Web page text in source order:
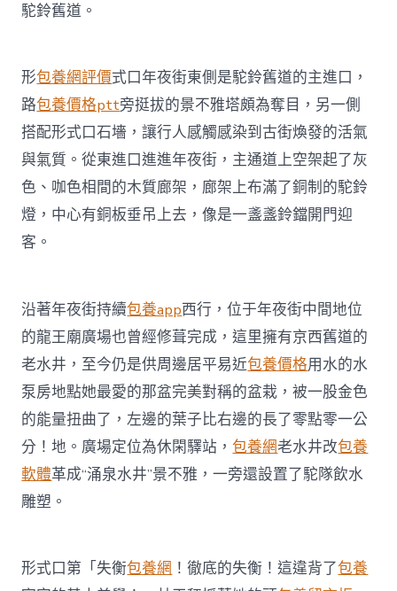
駝鈴舊道。
形包養網評價式口年夜街東側是駝鈴舊道的主進口，
路包養價格ptt旁挺拔的景不雅塔頗為奪目，另一側
搭配形式口石墻，讓行人感觸感染到古街煥發的活氣
與氣質。從東進口進進年夜街，主通道上空架起了灰
色、咖色相間的木質廊架，廊架上布滿了銅制的駝鈴
燈，中心有銅板垂吊上去，像是一盞盞鈴鐺開門迎
客。
沿著年夜街持續包養app西行，位于年夜街中間地位
的龍王廟廣場也曾經修葺完成，這里擁有京西舊道的
老水井，至今仍是供周邊居平易近包養價格用水的水
泵房地點她最愛的那盆完美對稱的盆栽，被一股金色
的能量扭曲了，左邊的葉子比右邊的長了零點零一公
分！地。廣場定位為休閑驛站，包養網老水井改包養
軟體革成“涌泉水井”景不雅，一旁還設置了駝隊飲水
雕塑。
形式口第「失衡包養網 ！徹底的失衡！這違背了包養